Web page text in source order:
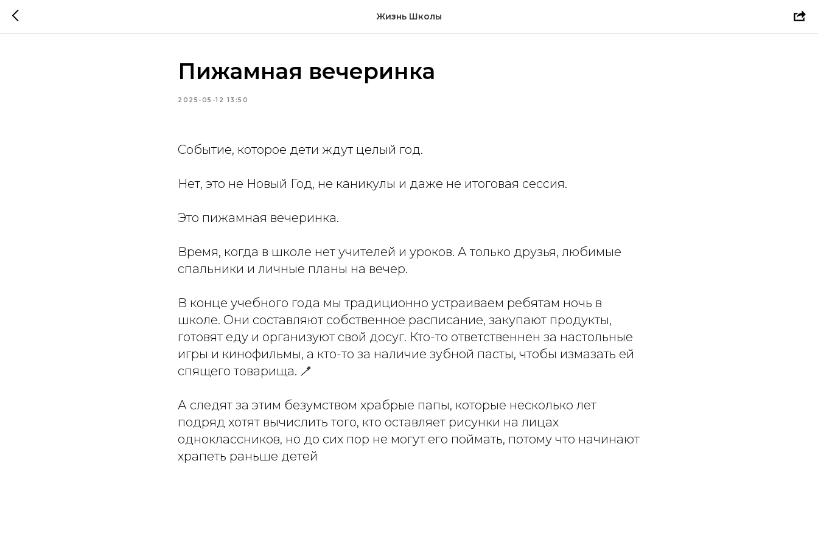
Жизнь Школы
Пижамная вечеринка
2025-05-12 13:50
Событие, которое дети ждут целый год.
Нет, это не Новый Год, не каникулы и даже не итоговая сессия.
Это пижамная вечеринка.
Время, когда в школе нет учителей и уроков. А только друзья, любимые
спальники и личные планы на вечер.
В конце учебного года мы традиционно устраиваем ребятам ночь в
школе. Они составляют собственное расписание, закупают продукты,
готовят еду и организуют свой досуг. Кто-то ответственнен за настольные
игры и кинофильмы, а кто-то за наличие зубной пасты, чтобы измазать ей
спящего товарища. 🪥
А следят за этим безумством храбрые папы, которые несколько лет
подряд хотят вычислить того, кто оставляет рисунки на лицах
одноклассников, но до сих пор не могут его поймать, потому что начинают
храпеть раньше детей